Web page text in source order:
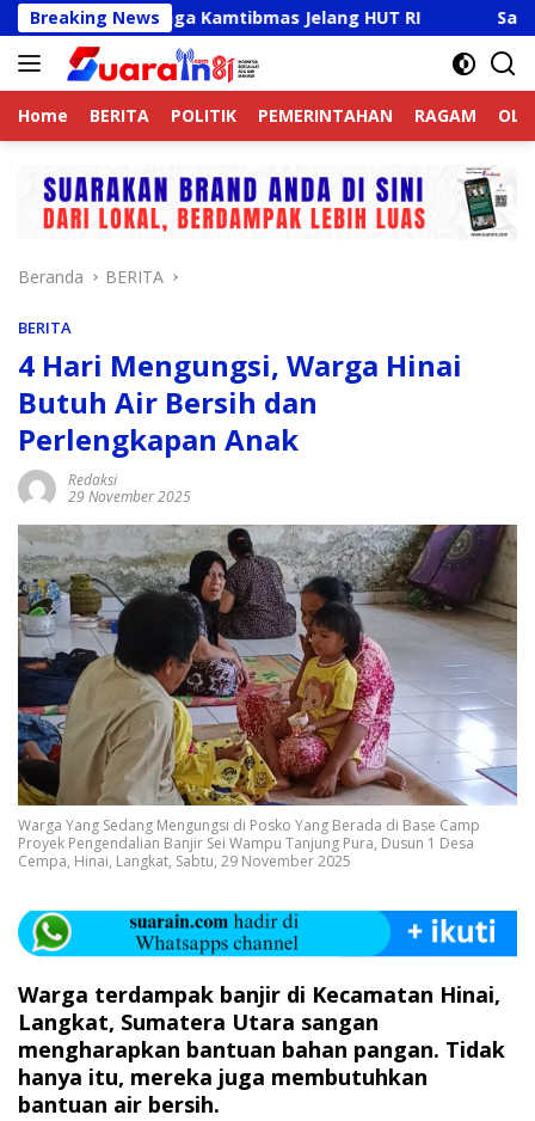
Langsung
ke
konten
Breaking News
Aktif Jaga Kamtibmas Jelang HUT RI Sambut HUT
Home BERITA POLITIK PEMERINTAHAN RAGAM
Beranda BERITA
BERITA
4 Hari Mengungsi, Warga Hinai
Butuh Air Bersih dan
Perlengkapan Anak
Redaksi
29 November 2025
Warga Yang Sedang Mengungsi di Posko Yang Berada di Base Camp
Proyek Pengendalian Banjir Sei Wampu Tanjung Pura, Dusun 1 Desa
Cempa, Hinai, Langkat, Sabtu, 29 November 2025
‎Warga terdampak banjir di Kecamatan Hinai,
Langkat, Sumatera Utara sangan
mengharapkan bantuan bahan pangan. Tidak
hanya itu, mereka juga membutuhkan
bantuan air bersih.